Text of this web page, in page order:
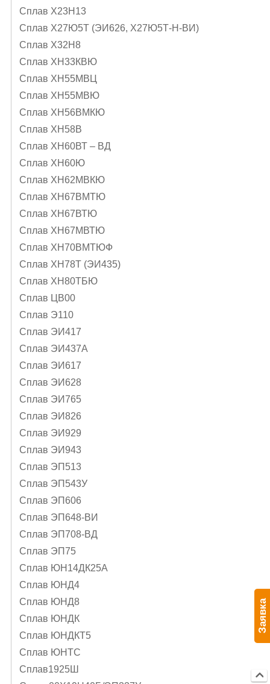
Сплав Х23Н13
Сплав Х27Ю5Т (ЭИ626, Х27Ю5Т-Н-ВИ)
Сплав Х32Н8
Сплав ХН33КВЮ
Сплав ХН55МВЦ
Сплав ХН55МВЮ
Сплав ХН56ВМКЮ
Сплав ХН58В
Сплав ХН60ВТ – ВД
Сплав ХН60Ю
Сплав ХН62МВКЮ
Сплав ХН67ВМТЮ
Сплав ХН67ВТЮ
Сплав ХН67МВТЮ
Сплав ХН70ВМТЮФ
Сплав ХН78Т (ЭИ435)
Сплав ХН80ТБЮ
Сплав ЦВ00
Сплав Э110
Сплав ЭИ417
Сплав ЭИ437А
Сплав ЭИ617
Сплав ЭИ628
Сплав ЭИ765
Сплав ЭИ826
Сплав ЭИ929
Сплав ЭИ943
Сплав ЭП513
Сплав ЭП543У
Сплав ЭП606
Сплав ЭП648-ВИ
Сплав ЭП708-ВД
Сплав ЭП75
Сплав ЮН14ДК25А
Сплав ЮНД4
Сплав ЮНД8
Сплав ЮНДК
Сплав ЮНДКТ5
Сплав ЮНТС
Сплав1925Ш
Заявка